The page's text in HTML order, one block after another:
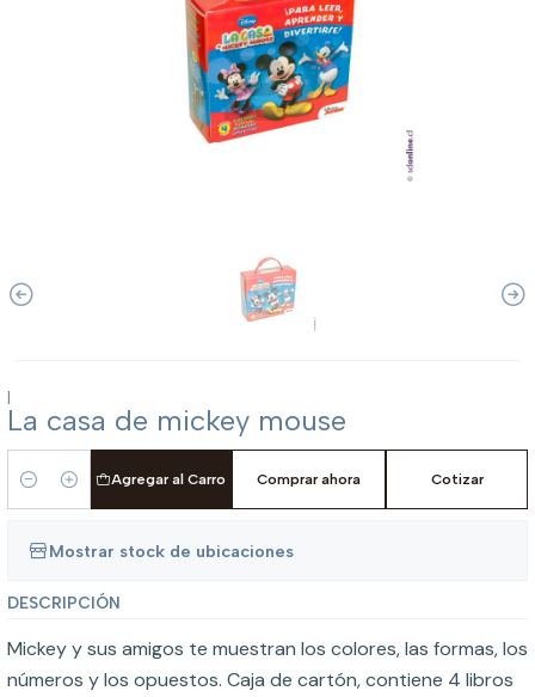
|
La casa de mickey mouse
Cantidad
Agregar al Carro Comprar ahora Cotizar
Mostrar stock de ubicaciones
DESCRIPCIÓN
Mickey y sus amigos te muestran los colores, las formas, los
números y los opuestos. Caja de cartón, contiene 4 libros